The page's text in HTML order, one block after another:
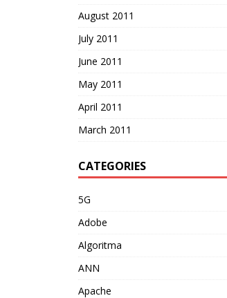
August 2011
July 2011
June 2011
May 2011
April 2011
March 2011
CATEGORIES
5G
Adobe
Algoritma
ANN
Apache